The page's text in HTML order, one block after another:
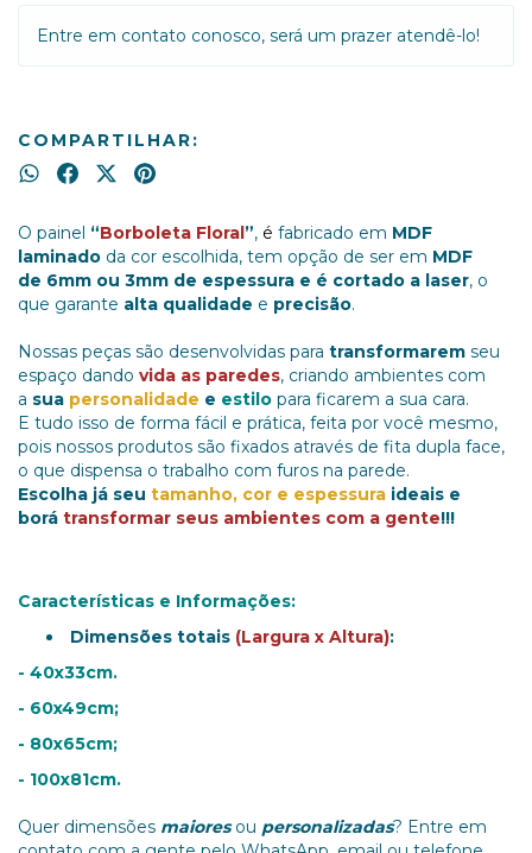
Entre em contato conosco, será um prazer atendê-lo!
COMPARTILHAR:
O painel “Borboleta Floral”, é fabricado em MDF
laminado da cor escolhida, tem opção de ser em MDF
de 6mm ou 3mm de espessura e é cortado a laser, o
que garante alta qualidade e precisão.
Nossas peças são desenvolvidas para transformarem seu
espaço dando vida as paredes, criando ambientes com
a sua personalidade e estilo para ficarem a sua cara.
E tudo isso de forma fácil e prática, feita por você mesmo,
pois nossos produtos são fixados através de fita dupla face,
o que dispensa o trabalho com furos na parede.
Escolha já seu tamanho, cor e espessura ideais e
borá transformar seus ambientes com a gente!!!
Características e Informações:
Dimensões totais (Largura x Altura):
- 40x33cm.
- 60x49cm;
- 80x65cm;
- 100x81cm.
Quer dimensões maioresou personalizadas? Entre em